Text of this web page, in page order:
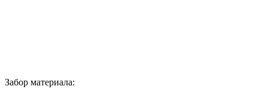
Забор материала: